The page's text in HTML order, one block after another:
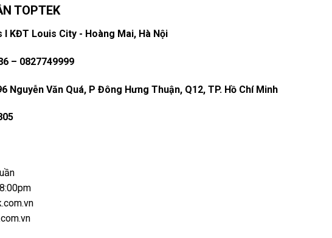
TOPTEK
I KĐT Louis City - Hoàng Mai, Hà Nội
– 0827749999
Nguyễn Văn Quá, P Đông Hưng Thuận, Q12, TP. Hồ Chí Minh